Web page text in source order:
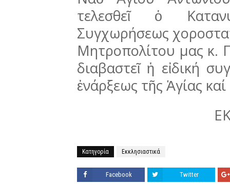
τελεσθεῖ ὁ
Συγχωρήσεως
Μητροπολίτου μας κ.
διαβαστεῖ ἡ εἰδική
ἐνάρξεως τῆς Ἁγίας
Κατηγορία Εκκλησιαστικά
Facebook Twitter